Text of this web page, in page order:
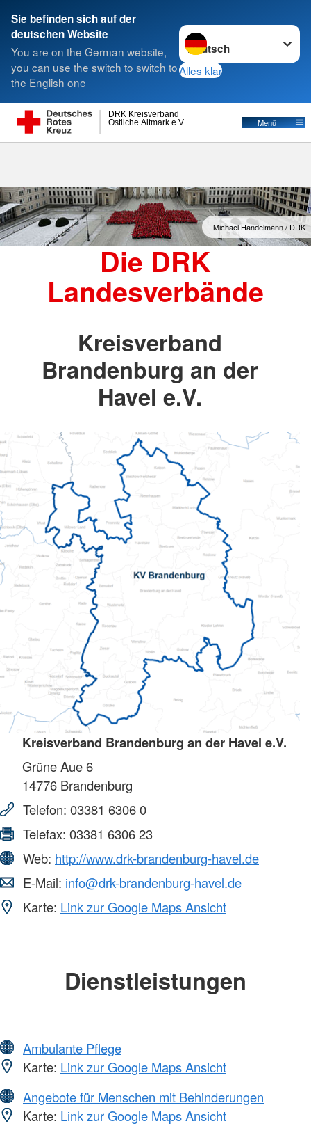
Sie befinden sich auf der
deutschen Website
You are on the German website,
you can use the switch to switch to
the English one
Sprache wechseln zu
Alles klar
Östliche Altmark e.V.
DRK Kreisverband
Menü
Suche
Landesverbände
Michael Handelmann / DRK
Die DRK
Landesverbände
Kreisverband
Brandenburg an der
Havel e.V.
Kreisverband Brandenburg an der Havel e.V.
Grüne Aue 6
14776 Brandenburg
Telefon: 03381 6306 0
Telefax: 03381 6306 23
Web: http://www.drk-brandenburg-havel.de
E-Mail: info@drk-brandenburg-havel.de
Karte: Link zur Google Maps Ansicht
Dienstleistungen
Ambulante Pflege
Karte: Link zur Google Maps Ansicht
Angebote für Menschen mit Behinderungen
Karte: Link zur Google Maps Ansicht